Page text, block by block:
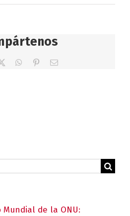
WhatsApp
PinterestCorreo
Mundial de la ONU: